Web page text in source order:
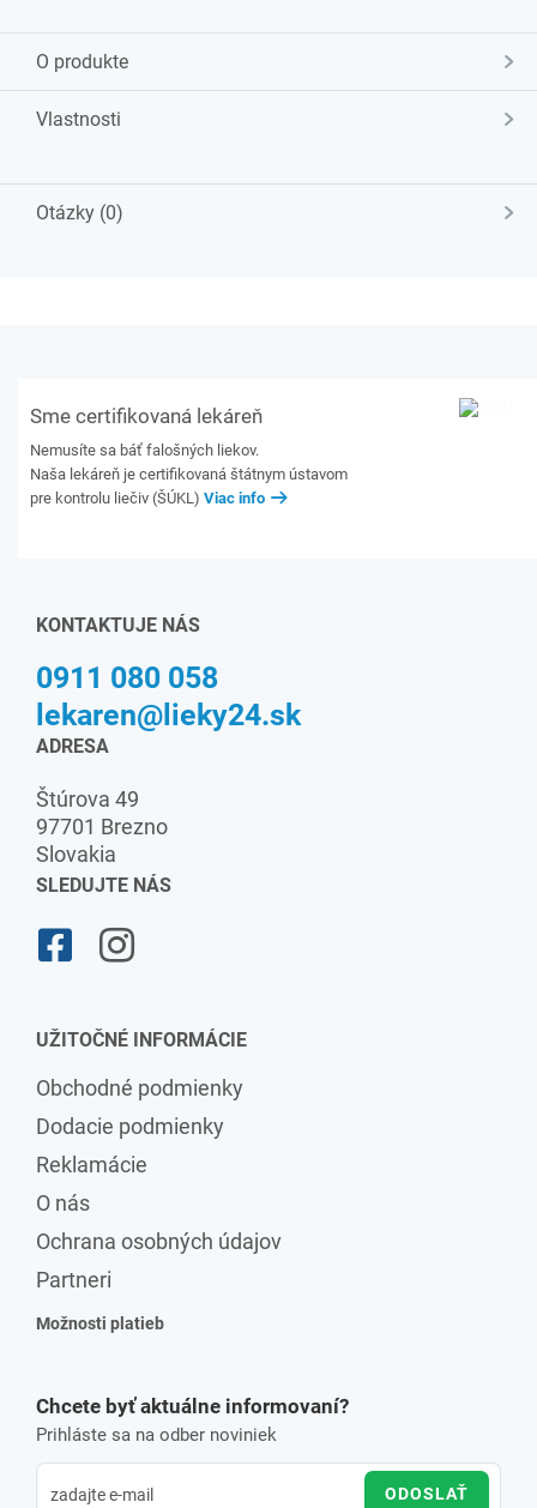
O produkte
Vlastnosti
Otázky (0)
Sme certifikovaná lekáreň
Nemusíte sa báť falošných liekov.
Naša lekáreň je certifikovaná štátnym ústavom
pre kontrolu liečiv (ŠÚKL) Viac info
KONTAKTUJE NÁS
0911 080 058
lekaren@lieky24.sk
ADRESA
Štúrova 49
97701 Brezno
Slovakia
SLEDUJTE NÁS
UŽITOČNÉ INFORMÁCIE
Obchodné podmienky
Dodacie podmienky
Reklamácie
O nás
Ochrana osobných údajov
Partneri
Možnosti platieb
Chcete byť aktuálne informovaní?
Prihláste sa na odber noviniek
ODOSLAŤ